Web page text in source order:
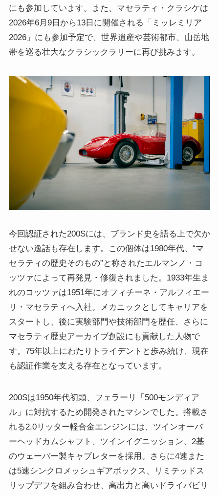
にも参加しています。また、マセラティ・クラシケは
2026年6月9日から13日に開催される「ミッレミリア
2026」にも参加予定で、世界遺産や芸術都市、山岳地
帯を巡る壮大なクラシックラリーに再び挑みます。
今回認証された200Sには、ブランド史を語る上で欠か
せない逸話も存在します。この個体は1980年代、“マ
セラティの歴史そのもの”と称されたエルマンノ・コ
ッツァによって再発見・修復されました。1933年生ま
れのコッツァは1951年にオフィチーネ・アルフィエー
リ・マセラティへ入社。メカニックとしてキャリアを
スタートし、後に実験部門や技術部門を歴任、さらに
マセラティ歴史アーカイブ創設にも貢献した人物で
す。75年以上にわたりトライデントと歩み続け、現在
も認証作業を支える存在となっています。
200Sは1950年代初頭、フェラーリ「500モンディア
ル」に対抗するため開発されたマシンでした。搭載さ
れる2.0リッター軽合金エンジンには、ツインオーバ
ーヘッドカムシャフト、ツインイグニッション、2基
のウェーバー製キャブレターを採用。さらに4速また
は5速シンクロメッシュギアボックス、リミテッドス
リップデフを組み合わせ、高出力と高いドライバビリ